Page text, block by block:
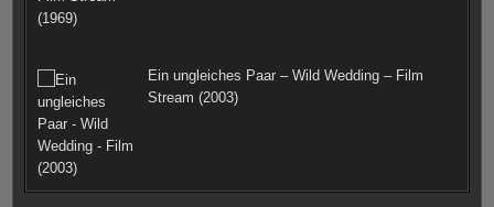
Ein ungleiches Paar – Wild Wedding – Film
Stream (2003)